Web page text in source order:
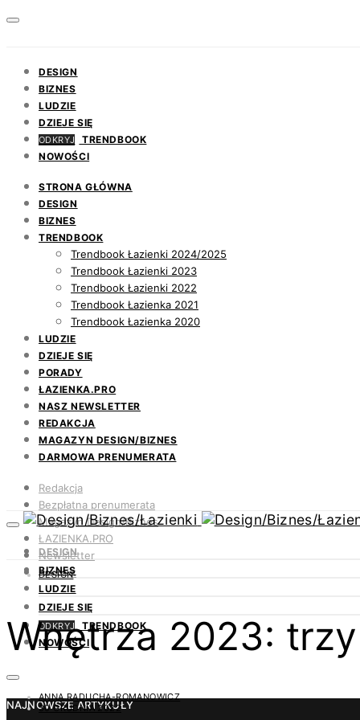
DESIGN
BIZNES
LUDZIE
DZIEJE SIĘ
ODKRYJ
TRENDBOOK
NOWOŚCI
STRONA GŁÓWNA
DESIGN
BIZNES
TRENDBOOK
Trendbook Łazienki 2024/2025
Trendbook Łazienki 2023
Trendbook Łazienki 2022
Trendbook Łazienka 2021
Trendbook Łazienka 2020
LUDZIE
DZIEJE SIĘ
PORADY
ŁAZIENKA.PRO
NASZ NEWSLETTER
REDAKCJA
MAGAZYN DESIGN/BIZNES
DARMOWA PRENUMERATA
Redakcja
Bezpłatna prenumerata
Magazyn Design/Biznes
ŁAZIENKA.PRO
Newsletter
Kontakt
DESIGN
BIZNES
LUDZIE
DZIEJE SIĘ
ODKRYJ
TRENDBOOK
NOWOŚCI
NAJNOWSZE ARTYKUŁY
DESIGN
Wnętrza 2023:
ANNA RADUCHA-ROMANOWICZ
30 GRUDNIA 2022